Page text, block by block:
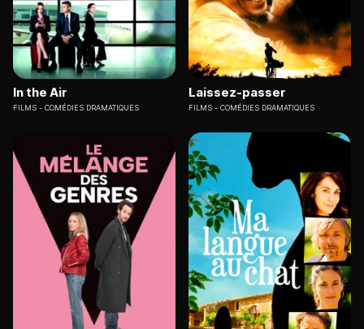
In the Air
FILMS COMÉDIES DRAMATIQUES
Laissez-passer
FILMS COMÉDIES DRAMATIQUES